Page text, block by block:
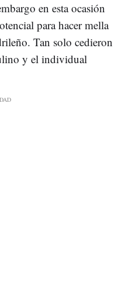
en esta ocasión
para hacer mella
Tan solo cedieron
y el individual